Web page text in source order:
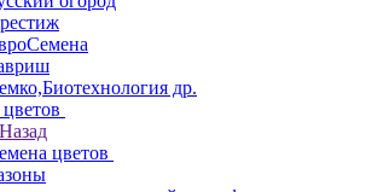
др.
Назад
цветов